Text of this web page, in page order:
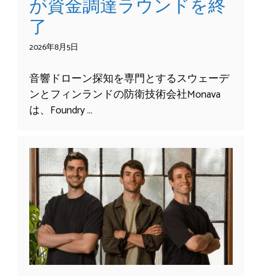
が資金調達ラウンドを終
了
2026年8月5日
音響ドローン探知を専門とするスウェーデ
ンとフィンランドの防衛技術会社Monava
は、Foundry …